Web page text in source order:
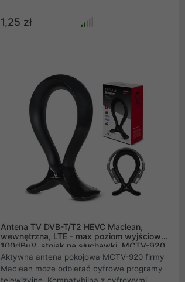
odporne na korozję, dlatego można je
stosować do montażu zarówno wewnątrz jak
1,25 zł
Antena TV DVB-T/T2 HEVC Maclean,
wewnętrzna, LTE - max poziom wyjściowy
100dBµV, stojak na słuchawki, MCTV-920
Aktywna antena pokojowa MCTV-920 firmy
Maclean może odbierać cyfrowe programy